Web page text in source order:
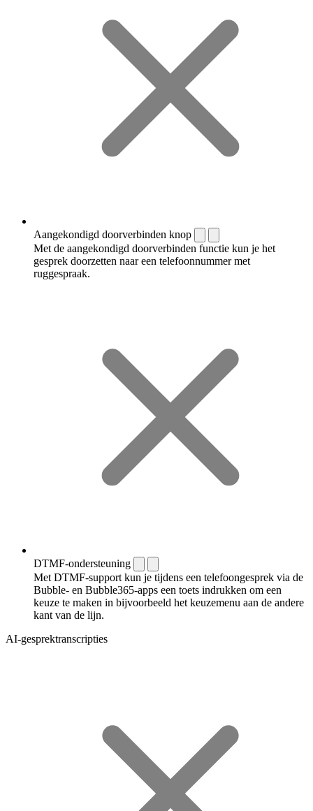
Aangekondigd doorverbinden knop
Met de aangekondigd doorverbinden functie kun je het
gesprek doorzetten naar een telefoonnummer met
ruggespraak.
DTMF-ondersteuning
Met DTMF-support kun je tijdens een telefoongesprek via de
Bubble- en Bubble365-apps een toets indrukken om een
keuze te maken in bijvoorbeeld het keuzemenu aan de andere
kant van de lijn.
AI-gesprektranscripties